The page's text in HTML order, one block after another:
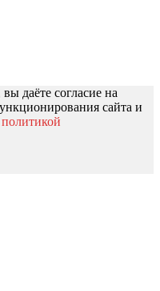
даёте согласие на
сайта и
политикой